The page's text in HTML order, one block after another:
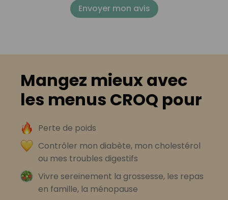
Envoyer mon avis
Mangez mieux avec
les menus CROQ pour
Perte de poids
Contrôler mon diabète, mon cholestérol
ou mes troubles digestifs
Vivre sereinement la grossesse, les repas
en famille, la ménopause